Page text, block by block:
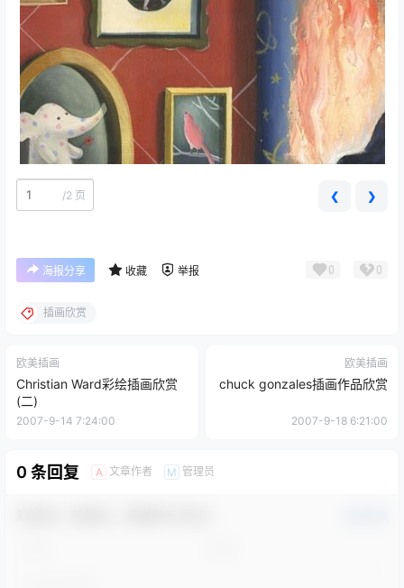
/2 页 ❮ ❯
海报分享 收藏 举报 0 0
插画欣赏
欧美插画
Christian Ward彩绘插画欣赏
(二)
2007-9-14 7:24:00
欧美插画
chuck gonzales插画作品欣赏
2007-9-18 6:21:00
0 条回复 A 文章作者 M 管理员